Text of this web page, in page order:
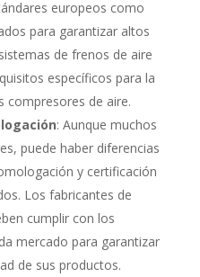
europeos como
para garantizar altos
de frenos de aire
específicos para la
compresores de aire.
: Aunque muchos
puede haber diferencias
y certificación
Los fabricantes de
cumplir con los
mercado para garantizar
de sus productos.